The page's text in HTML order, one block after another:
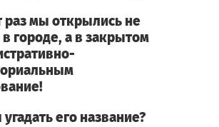
раз мы открылись не
в городе, а в закрытом
его название?